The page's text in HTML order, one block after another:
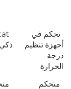
تحكم في
أجهزة تنظيم
درجة
الحرارة
ذكي
متحكم